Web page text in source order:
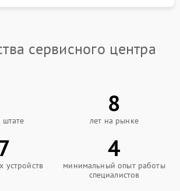
сервисного центра
штате
8
лет на рынке
устройств
4
минимальный опыт работы
специалистов